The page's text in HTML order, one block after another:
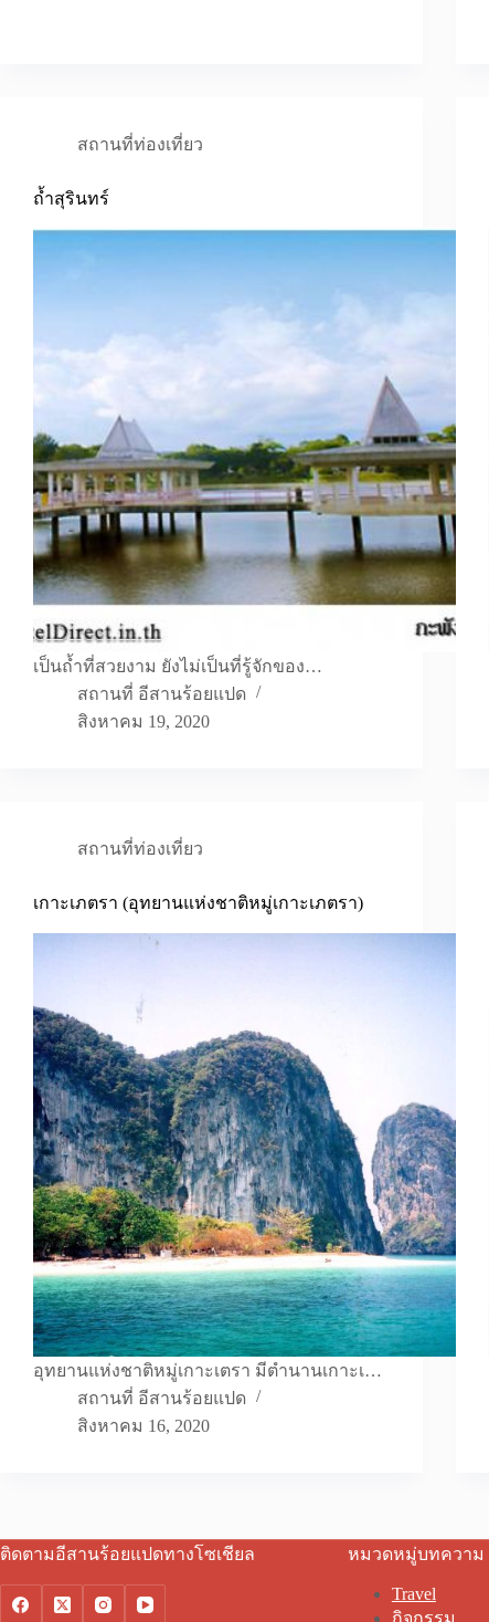
สถานที่ท่องเที่ยว
ถ้ำสุรินทร์
เป็นถ้ำที่สวยงาม ยังไม่เป็นที่รู้จักของ…
สถานที่ อีสานร้อยแปด
สิงหาคม 19, 2020
สถานที่ท่องเที่ยว
เกาะเภตรา (อุทยานแห่งชาติหมู่เกาะเภตรา)
อุทยานแห่งชาติหมู่เกาะเตรา มีตำนานเกาะเ…
สถานที่ อีสานร้อยแปด
สิงหาคม 16, 2020
ติดตามอีสานร้อยแปดทางโซเชียล หมวดหมู่บทความ
Travel